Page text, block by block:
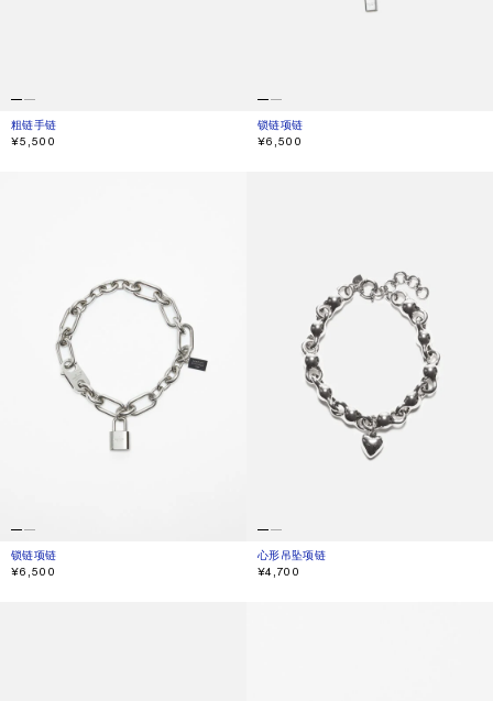
粗链手链
当前颜色： 银色
價格：¥5,500。
¥5,500
锁链项链
当前颜色： 复古银色色调
價格：¥6,500。
¥6,500
锁链项链
当前颜色： 银色
價格：¥6,500。
¥6,500
心形吊坠项链
当前颜色： 复古银色
價格：¥4,700。
¥4,700